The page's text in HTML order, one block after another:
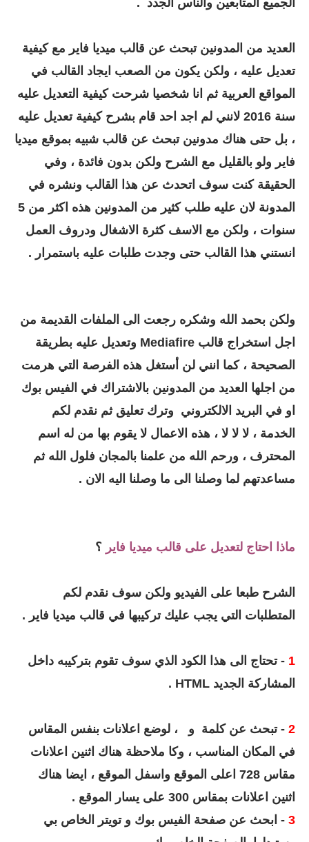
الجميع المتابعين والناس الجدد .
العديد من المدونين تبحث عن قالب ميديا فاير مع كيفية
تعديل عليه ، ولكن يكون من الصعب ايجاد القالب في
المواقع العربية ثم انا شخصيا شرحت كيفية التعديل عليه
سنة 2016 لانني لم اجد احد قام بشرح كيفية تعديل عليه
، بل حتى هناك مدونين تبحث عن قالب شبيه بموقع ميديا
فاير ولو بالقليل مع الشرح ولكن بدون فائدة ، وفي
الحقيقة كنت سوف اتحدث عن هذا القالب ونشره في
المدونة لان عليه طلب كثير من المدونين هذه اكثر من 5
سنوات ، ولكن مع الاسف كثرة الاشغال ودروف العمل
انستني هذا القالب حتى وجدت طلبات عليه باستمرار .
ولكن بحمد الله وشكره رجعت الى الملفات القديمة من
اجل استخراج قالب Mediafire وتعديل عليه بطريقة
الصحيحة ، كما انني لن أستغل هذه الفرصة التي هرمت
من اجلها العديد من المدونين بالاشتراك في الفيس بوك
او في البريد الالكتروني وترك تعليق ثم نقدم لكم
الخدمة ، لا لا لا ، هذه الاعمال لا يقوم بها من له اسم
المحترف ، ورحم الله من علمنا بالمجان فلول الله ثم
مساعدتهم لما وصلنا الى ما وصلنا اليه الان .
ماذا احتاج لتعديل على قالب ميديا فاير ؟
الشرح طبعا على الفيديو ولكن سوف نقدم لكم
المتطلبات التي يجب عليك تركيبها في قالب ميديا فاير .
1 - تحتاج الى هذا الكود الذي سوف تقوم بتركيبه داخل
المشاركة الجديد HTML .
2 - تبحث عن كلمة و
، لوضع اعلانات بنفس المقاس
في المكان المناسب ، وكا ملاحظة هناك اثنين اعلانات
مقاس 728 اعلى الموقع واسفل الموقع ، ايضا هناك
اثنين اعلانات بمقاس 300 على يسار الموقع .
3 - ابحث عن صفحة الفيس بوك و تويتر الخاص بي